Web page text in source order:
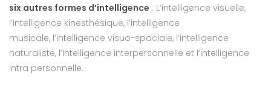
six autres formes d’intelligence : L’intelligence visuelle,
l’intelligence kinesthésique, l’intelligence
musicale, l’intelligence visuo-spaciale, l’intelligence
naturaliste, l’intelligence interpersonnelle et l’intelligence
intra personnelle.